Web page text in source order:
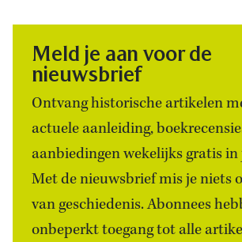
Meld je aan voor de
nieuwsbrief
Ontvang historische artikelen
actuele aanleiding,
aanbiedingen wekelijks gratis in
Met de nieuwsbrief mis je niets
van geschiedenis. Abonnees
onbeperkt toegang tot alle